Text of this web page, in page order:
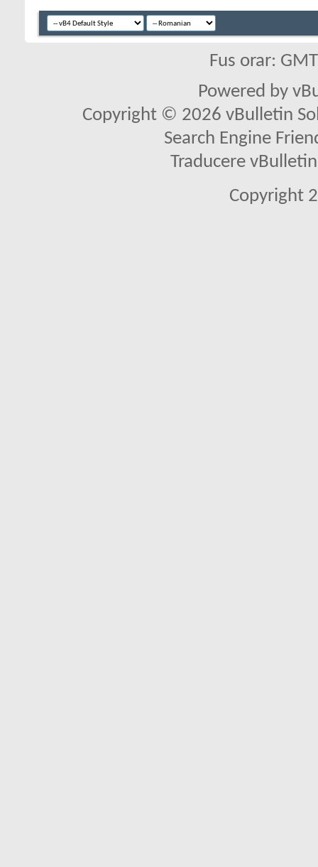
Fus orar:
Powered by
Copyright © 2026 vBulletin
Search Engine
Traducere
Copyright